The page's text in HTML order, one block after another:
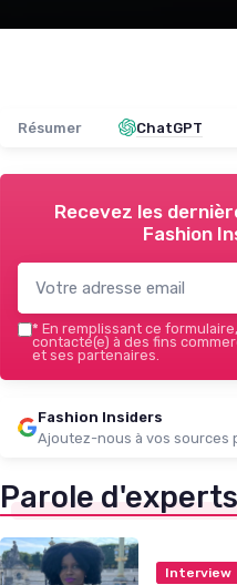
Résumer ChatGPT
Recevez les
Fashion
* En remplissant ce formulaire,
contacté(e) à des fins
et ses partenaires.
Fashion Insiders
Ajoutez-nous à vos sources
Parole d'experts
Interview